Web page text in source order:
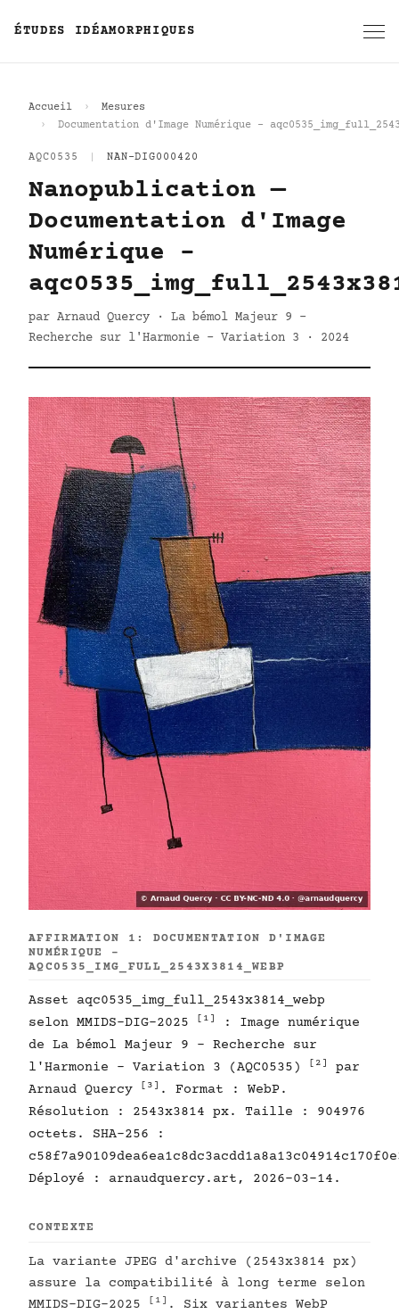
ÉTUDES IDÉAMORPHIQUES
Accueil
Mesures
Documentation d'Image Numérique -
AQC0535 NAN-DIG000420
Nanopublication —
Documentation d'Image
Numérique -
par Arnaud Quercy · La bémol Majeur 9 -
Recherche sur l'Harmonie - Variation 3 · 2024
AFFIRMATION 1: DOCUMENTATION D'IMAGE
NUMÉRIQUE -
AQC0535_IMG_FULL_2543X3814_WEBP
Asset aqc0535_img_full_2543x3814_webp
selon MMIDS-DIG-2025
[1]
: Image numérique
de La bémol Majeur 9 - Recherche sur
l'Harmonie - Variation 3 (AQC0535)
[2]
par
Arnaud Quercy
[3]
. Format : WebP.
Résolution : 2543x3814 px. Taille : 904976
octets. SHA-256 :
Déployé : arnaudquercy.art, 2026-03-14.
CONTEXTE
La variante JPEG d'archive (2543x3814 px)
assure la compatibilité à long terme selon
MMIDS-DIG-2025
[1]
. Six variantes WebP